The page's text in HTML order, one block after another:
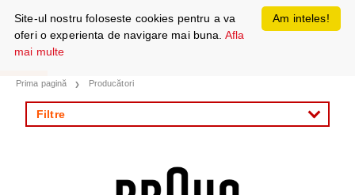
Prima pagină Producători
Filtre
Am inteles!
Site-ul nostru foloseste cookies pentru a va
oferi o experienta de navigare mai buna. Afla
mai multe